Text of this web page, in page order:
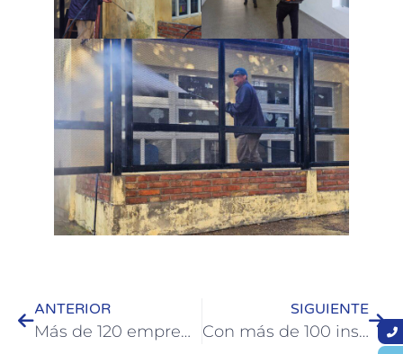
ANTERIOR
Más de 120 emprendedores participaron en Colón de una charla sobre microcréditos para la Economía Social
SIGUIENTE
Con más de 100 inscriptos, cerró la Colonia de Vacaciones para Adultos Mayores en Termas Colón